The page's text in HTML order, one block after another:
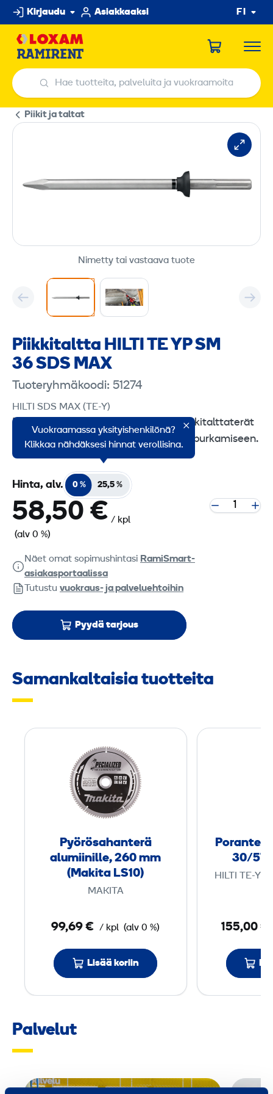
Hyppää
sisältöön
Kirjaudu Asiakkaaksi FI
Hae tuotteita, palveluita ja vuokraamoita
Hae tuotteita, palveluita ja vuokraamoita
Piikit ja taltat
Nimetty tai vastaava tuote
Piikkitaltta HILTI TE YP SM
36 SDS MAX
Tuoteryhmäkoodi: 51274
HILTI SDS MAX (TE-Y)
Erittäin kestävät SDS Max (TE-Y) -piikkitalttaterät
betonin ja muurauksen piikkaukseen/purkamiseen.
Vuokraamassa yksityishenkilönä?
Klikkaa nähdäksesi hinnat verollisina.
Hinta, alv. 0 % 25,5 %
58,50 € / kpl
(alv 0 %)
Näet omat sopimushintasi RamiSmart-
asiakasportaalissa
Tutustu vuokraus- ja palveluehtoihin
Pyydä tarjous
Samankaltaisia tuotteita
y
ö
r
ö
s
r
ä
a
u
i
Pyörösahanterä
alumiini­lle, 260 mm
(Makita LS10)
MAKITA
99,69 € / kpl (alv 0 %)
Lisää koriin
Poranterä
30/57
HILTI TE-YX
155,00 €
Palvelut